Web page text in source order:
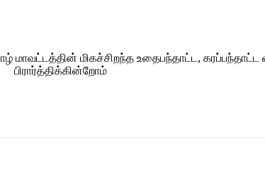
மிகச்சிறந்த உதைபந்தாட்ட,
பிரார்த்திக்கின்றோம்